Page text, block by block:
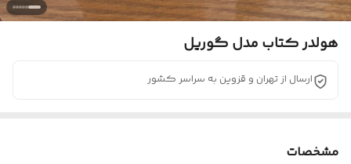
هولدر کتاب مدل گوریل
ارسال از تهران و قزوین به سراسر کشور
مشخصات